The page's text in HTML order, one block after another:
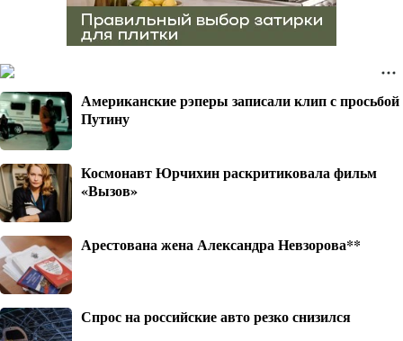
Американские рэперы записали клип с просьбой
Путину
Космонавт Юрчихин раскритиковала фильм
«Вызов»
Арестована жена Александра Невзорова**
Спрос на российские авто резко снизился